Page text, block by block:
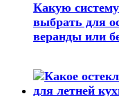
Какую
выбрать для
веранды или